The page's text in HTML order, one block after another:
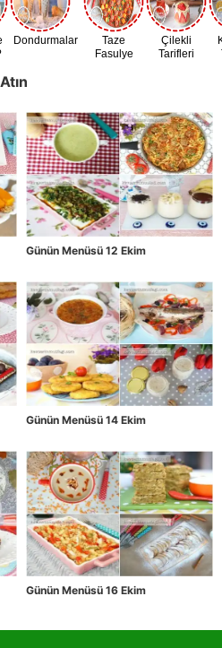
Dondurmalar
Taze
Fasulye
Çilekli
Tarifleri
Günün Menüsü 12 Ekim
Günün Menüsü 14 Ekim
Günün Menüsü 16 Ekim